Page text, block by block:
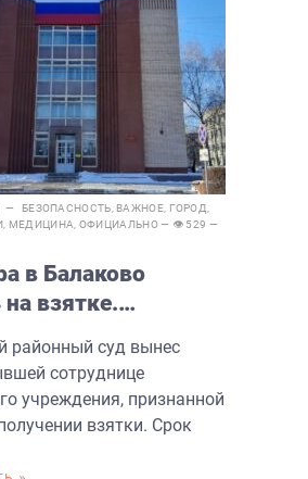
— БЕЗОПАСНОСТЬ ВАЖНОЕ, ГОРОД
МЕДИЦИНА ОФИЦИАЛЬНО— 👁 529 —
в Балаково
взятке.
районный суд вынес
сотруднице
учреждения, признанной
взятки. Срок